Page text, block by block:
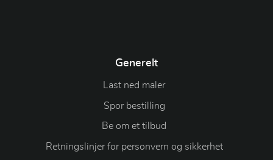
Generelt
Last ned maler
Spor bestilling
Be om et tilbud
Retningslinjer for personvern og sikkerhet